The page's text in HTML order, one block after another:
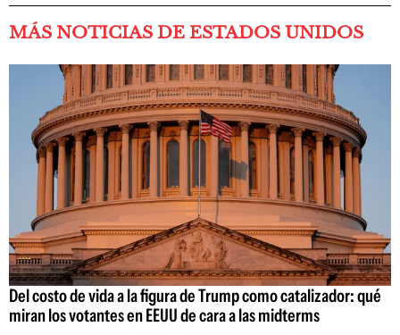
MÁS NOTICIAS DE ESTADOS UNIDOS
Del costo de vida a la figura de Trump como catalizador: qué
miran los votantes en EEUU de cara a las midterms